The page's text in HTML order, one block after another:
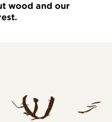
wood and our